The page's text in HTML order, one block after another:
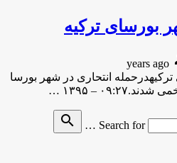
بورسای ترکیه
انتحاری در شهر بورسا
Search for
search